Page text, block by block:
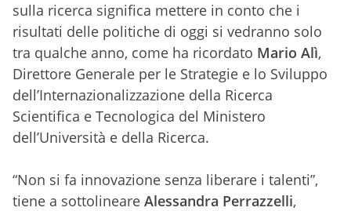
sulla ricerca significa mettere in conto che i
risultati delle politiche di oggi si vedranno solo
tra qualche anno, come ha ricordato Mario Alì,
Direttore Generale per le Strategie e lo Sviluppo
dell’Internazionalizzazione della Ricerca
Scientifica e Tecnologica del Ministero
dell’Università e della Ricerca.
“Non si fa innovazione senza liberare i talenti”,
tiene a sottolineare Alessandra Perrazzelli,